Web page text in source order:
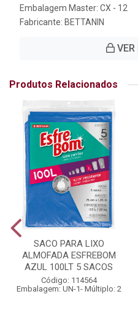
Embalagem Master: CX - 12
Fabricante: BETTANIN
VER
Produtos Relacionados
SACO PARA LIXO
ALMOFADA ESFREBOM
AZUL 100LT 5 SACOS
Código: 114564
Embalagem: UN-1- Múltiplo: 2